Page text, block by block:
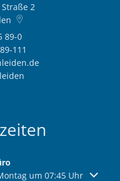
2
89-0
111
Schließzeiten
um 07:45 Uhr